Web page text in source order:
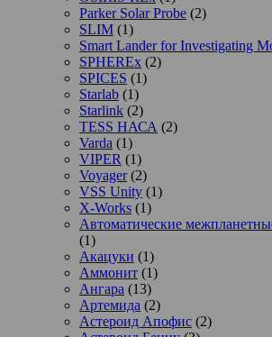
Parker Solar Probe (2)
SLIM (1)
Smart Lander for Investigating
SPHEREx (2)
SPICES (1)
Starlab (1)
Starlink (2)
TESS НАСА (2)
Varda (1)
VIPER (1)
Voyager(2)
VSS Unity (1)
X-Works (1)
Автоматические
(1)
Акацуки (1)
Аммонит (1)
Ангара (13)
Артемида (2)
Астероид Апофис (2)